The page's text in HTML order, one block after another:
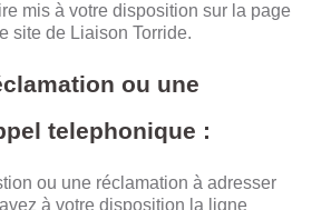
mis à votre disposition sur la page
site de Liaison Torride.
ou une
telephonique :
ou une réclamation à adresser
à votre disposition la ligne